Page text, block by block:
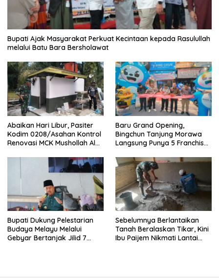
Bupati Ajak Masyarakat Perkuat Kecintaan kepada Rasulullah
melalui Batu Bara Bersholawat
Abaikan Hari Libur, Pasiter
Kodim 0208/Asahan Kontrol
Renovasi MCK Mushollah Al
‎Baru Grand Opening,
Bingchun Tanjung Morawa
Langsung Punya 5 Franchise
Bupati Dukung Pelestarian
Budaya Melayu Melalui
Gebyar Bertanjak Jilid 7
Sebelumnya Berlantaikan
Tanah Beralaskan Tikar, Kini
Ibu Paijem Nikmati Lantai